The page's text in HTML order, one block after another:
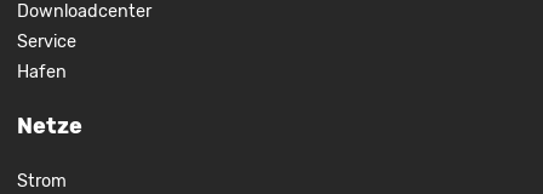
Downloadcenter
Service
Hafen
Netze
Strom